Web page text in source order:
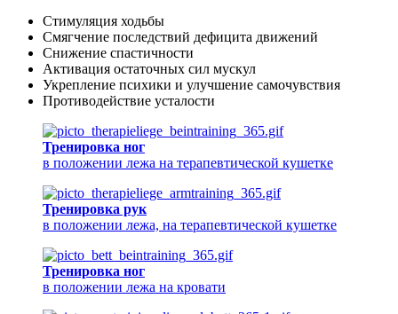
Стимуляция ходьбы
Смягчение последствий дефицита движений
Снижение спастичности
Активация остаточных сил мускул
Укрепление психики и улучшение самочувствия
Противодействие усталости
Тренировка ног
в положении лежа на терапевтической кушетке
Тренировка рук
в положении лежа, на терапевтической кушетке
Тренировка ног
в положении лежа на кровати